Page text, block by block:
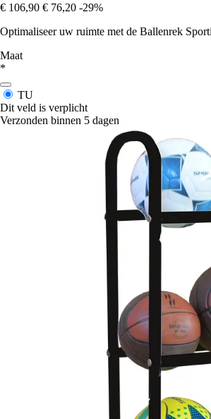
€ 106,90 € 76,20 -29%
Optimaliseer uw ruimte met de Ballenrek
Maat
*
TU
Dit veld is verplicht
Verzonden binnen 5 dagen